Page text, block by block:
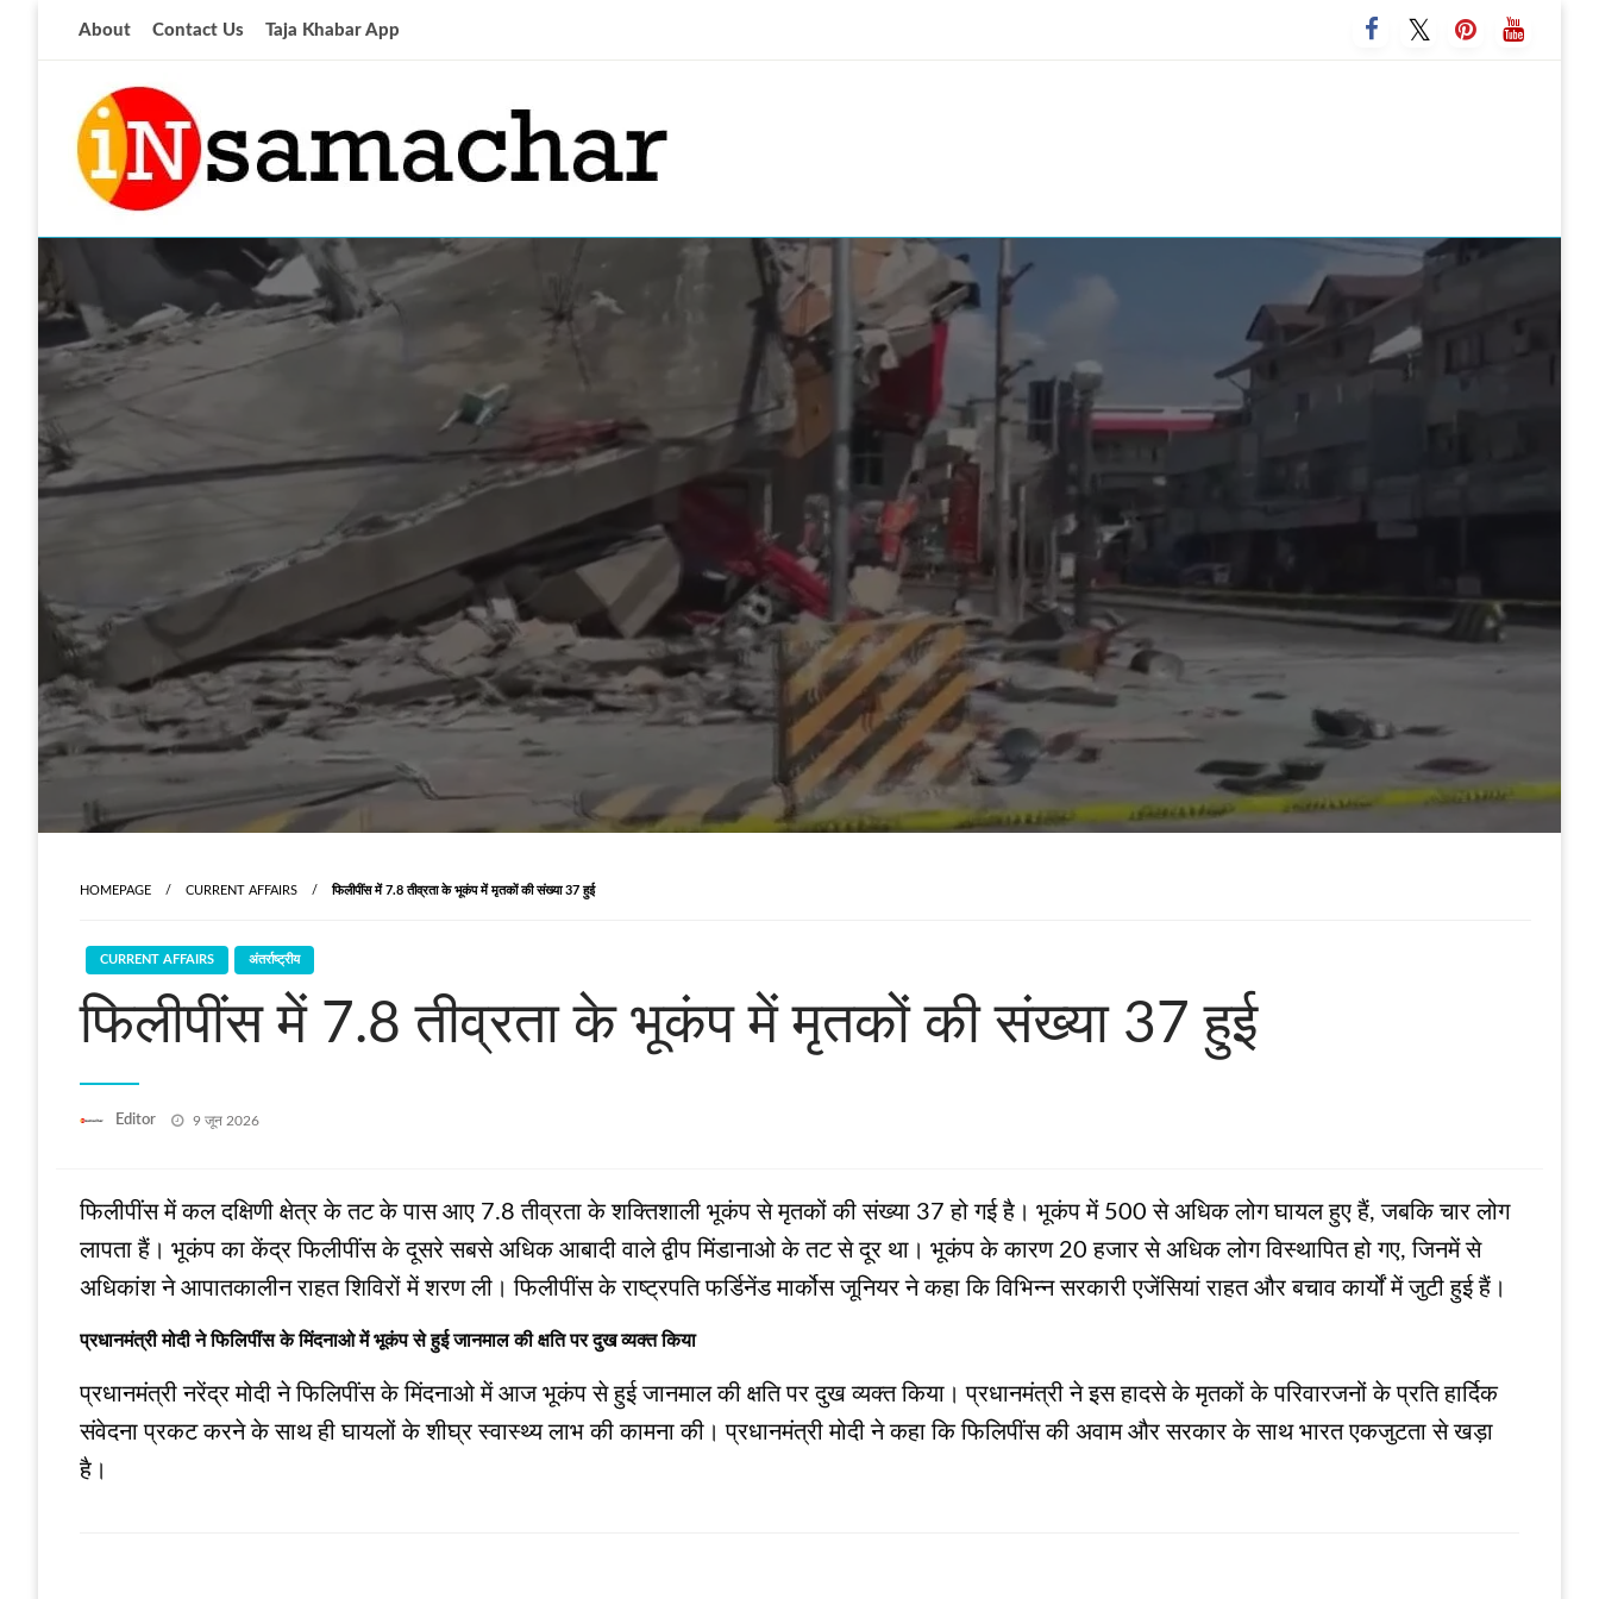
About Contact Us Taja Khabar App
insamachar
आज की ताजा खबर
HOMEPAGE CURRENT AFFAIRS फिलीपींस में 7.8 तीव्रता के भूकंप में मृतकों की संख्या 37 हुई
CURRENT AFFAIRS अंतर्राष्ट्रीय
फिलीपींस में 7.8 तीव्रता के भूकंप में मृतकों की संख्या 37 हुई
Editor
Posted
9 जून 2026
फिलीपींस में कल दक्षिणी क्षेत्र के तट के पास आए 7.8 तीव्रता के शक्तिशाली भूकंप से मृतकों की संख्या 37 हो गई है। भूकंप में 500 से अधिक लोग घायल हुए हैं, जबकि चार लोग
लापता हैं। भूकंप का केंद्र फिलीपींस के दूसरे सबसे अधिक आबादी वाले द्वीप मिंडानाओ के तट से दूर था। भूकंप के कारण 20 हजार से अधिक लोग विस्थापित हो गए, जिनमें से
अधिकांश ने आपातकालीन राहत शिविरों में शरण ली। फिलीपींस के राष्ट्रपति फर्डिनेंड मार्कोस जूनियर ने कहा कि विभिन्न सरकारी एजेंसियां राहत और बचाव कार्यों में जुटी हुई हैं।
प्रधानमंत्री मोदी ने फिलिपींस के मिंदनाओ में भूकंप से हुई जानमाल की क्षति पर दुख व्यक्त किया
प्रधानमंत्री नरेंद्र मोदी ने फिलिपींस के मिंदनाओ में आज भूकंप से हुई जानमाल की क्षति पर दुख व्यक्त किया। प्रधानमंत्री ने इस हादसे के मृतकों के परिवारजनों के प्रति हार्दिक
संवेदना प्रकट करने के साथ ही घायलों के शीघ्र स्वास्थ्य लाभ की कामना की। प्रधानमंत्री मोदी ने कहा कि फिलिपींस की अवाम और सरकार के साथ भारत एकजुटता से खड़ा
है।